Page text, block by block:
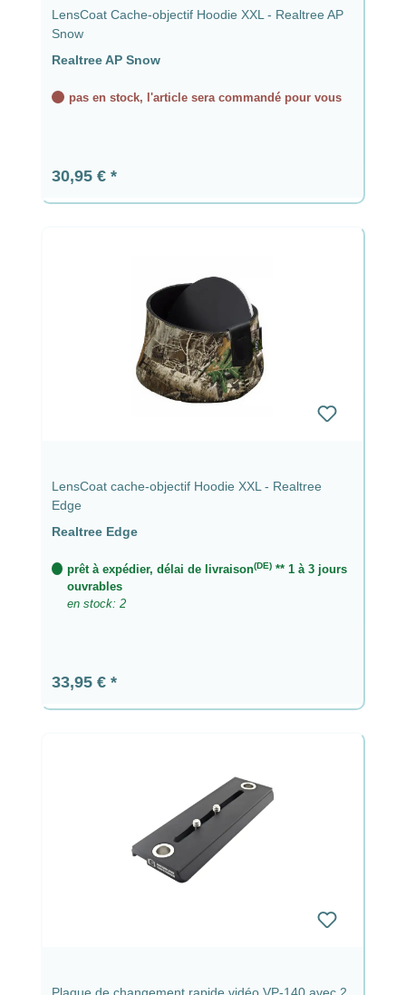
LensCoat Cache-objectif Hoodie XXL - Realtree AP
Snow
Realtree AP Snow
pas en stock, l'article sera commandé pour vous
Prix régulier :
30,95 €
LensCoat cache-objectif Hoodie XXL - Realtree
Edge
Realtree Edge
prêt à expédier, délai de livraison(DE)** 1 à 3 jours
ouvrables
en stock: 2
Prix régulier :
33,95 €
Plaque de changement rapide vidéo VP-140 avec 2